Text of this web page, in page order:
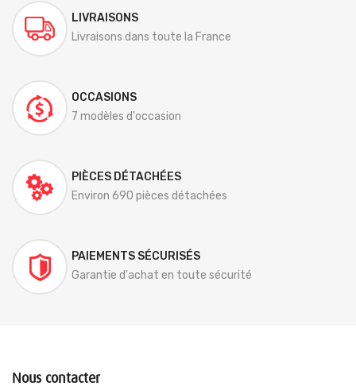
LIVRAISONS
Livraisons dans toute la France
OCCASIONS
7 modèles d'occasion
PIÈCES DÉTACHÉES
Environ 690 pièces détachées
PAIEMENTS SÉCURISÉS
Garantie d'achat en toute sécurité
Nous contacter